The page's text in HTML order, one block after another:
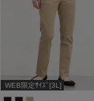
WEB限定ｻｲｽﾞ[3L]